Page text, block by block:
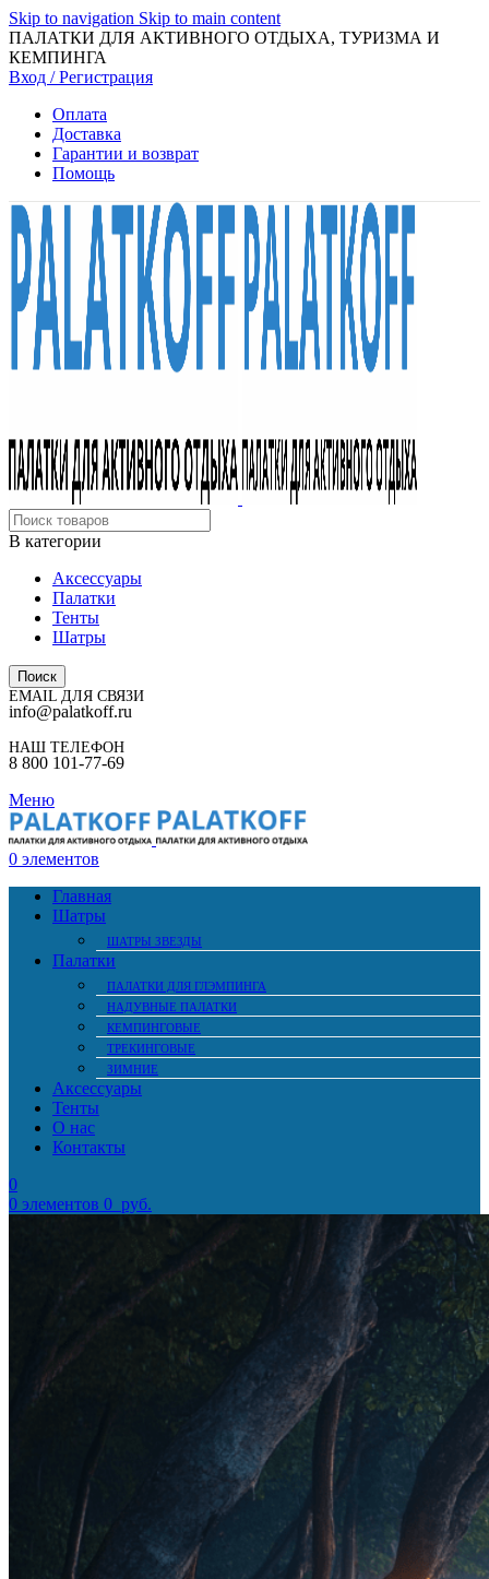
Skip to navigation Skip to main content
ПАЛАТКИ ДЛЯ АКТИВНОГО ОТДЫХА, ТУРИЗМА И
КЕМПИНГА
Вход / Регистрация
Оплата
Доставка
Гарантии и возврат
Помощь
В категории
Аксессуары
Палатки
Тенты
Шатры
Поиск
EMAIL ДЛЯ СВЯЗИ
info@palatkoff.ru
НАШ ТЕЛЕФОН
8 800 101-77-69
Меню
0 элементов
Главная
Шатры
ШАТРЫ ЗВЕЗДЫ
Палатки
ПАЛАТКИ ДЛЯ ГЛЭМПИНГА
НАДУВНЫЕ ПАЛАТКИ
КЕМПИНГОВЫЕ
ТРЕКИНГОВЫЕ
ЗИМНИЕ
Аксессуары
Тенты
О нас
Контакты
0
0 элементов 0 руб.